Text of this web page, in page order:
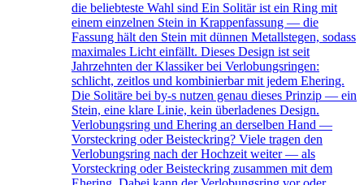
die beliebteste Wahl sind Ein Solitär ist ein Ring mit
einem einzelnen Stein in Krappenfassung — die
Fassung hält den Stein mit dünnen Metallstegen, sodass
maximales Licht einfällt. Dieses Design ist seit
Jahrzehnten der Klassiker bei Verlobungsringen:
schlicht, zeitlos und kombinierbar mit jedem Ehering.
Die Solitäre bei by-s nutzen genau dieses Prinzip — ein
Stein, eine klare Linie, kein überladenes Design.
Verlobungsring und Ehering an derselben Hand —
Vorsteckring oder Beisteckring? Viele tragen den
Verlobungsring nach der Hochzeit weiter — als
Vorsteckring oder Beisteckring zusammen mit dem